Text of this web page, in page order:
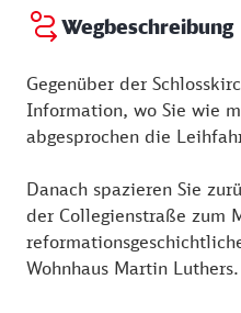
Sonntag:
Wegbeschreibung
Gegenüber der
Information, wo Sie wie
abgesprochen die
Danach spazieren Sie
der Collegienstraße zum
Wohnhaus Martin Luthers.